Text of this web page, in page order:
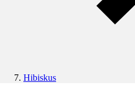
Hibiskus